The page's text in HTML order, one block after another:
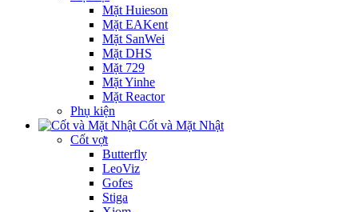
Mặt Huieson
Mặt EAKent
Mặt SanWei
Mặt DHS
Mặt 729
Mặt Yinhe
Mặt Reactor
Phụ kiện
Cốt và Mặt Nhật
Cốt vợt
Butterfly
LeoViz
Gofes
Stiga